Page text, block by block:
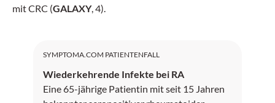
mit CRC (GALAXY, 4).
SYMPTOMA.COM PATIENTENFALL
Wiederkehrende Infekte bei RA
Eine 65-jährige Patientin mit seit 15 Jahren